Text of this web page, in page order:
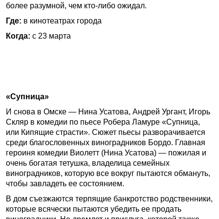
более разумной, чем кто-либо ожидал.
Где: в кинотеатрах города
Когда: с 23 марта
«Супница»
И снова в Омске — Нина Усатова, Андрей Ургант, Игорь
Скляр в комедии по пьесе Робера Ламуре «Супница,
или Кипящие страсти». Сюжет пьесы разворачивается
среди благословенных виноградников Бордо. Главная
героиня комедии Виолетт (Нина Усатова) — пожилая и
очень богатая тетушка, владелица семейных
виноградников, которую все вокруг пытаются обмануть,
чтобы завладеть ее состоянием.
В дом съезжаются терпящие банкротство родственники,
которые всячески пытаются убедить ее продать